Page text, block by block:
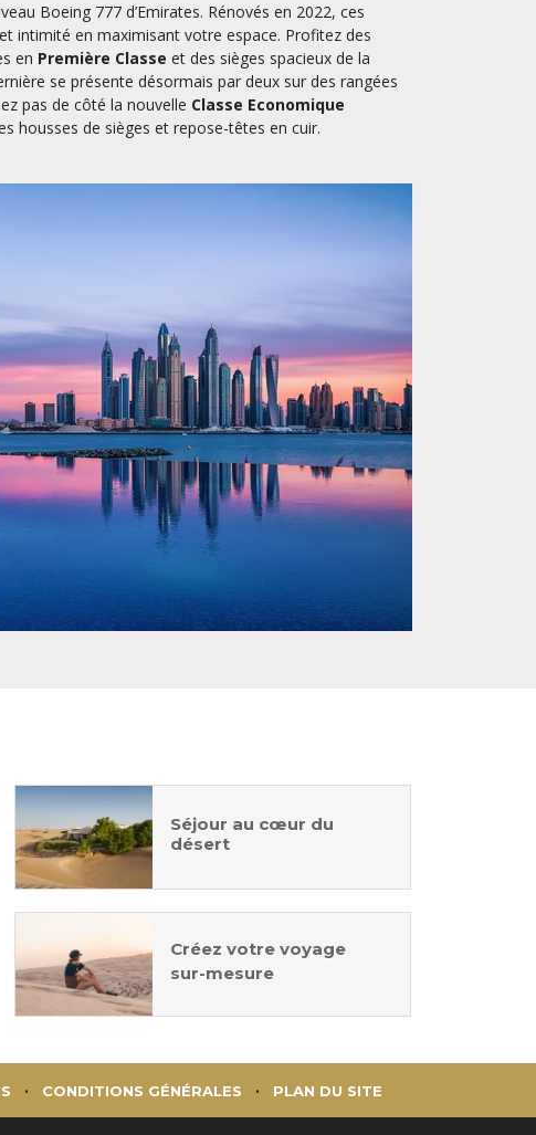
Boeing 777 d’Emirates. Rénovés en 2022, ces
intimité en maximisant votre espace. Profitez des
en Première Classe et des sièges spacieux de la
se présente désormais par deux sur des rangées
pas de côté la nouvelle Classe Economique
housses de sièges et repose-têtes en cuir.
Séjour au cœur du
désert
Créez votre voyage
sur-mesure
CONDITIONS GÉNÉRALES PLAN DU SITE